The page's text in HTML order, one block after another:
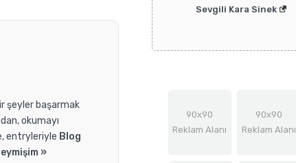
şeyler başarmak
okumayı
entryleriyle Blog
»
Sevgili Kara Sinek
90x90
Reklam Alanı
90x90
Reklam Alanı